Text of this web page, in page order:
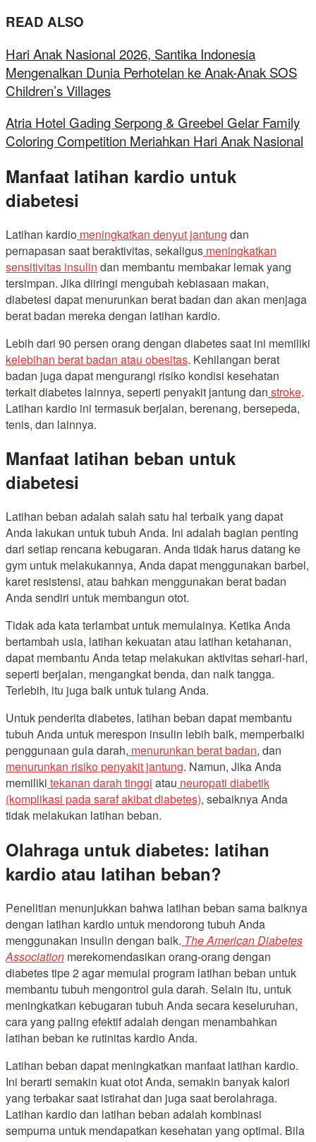
READ ALSO
Hari Anak Nasional 2026, Santika Indonesia
Mengenalkan Dunia Perhotelan ke Anak-Anak SOS
Children’s Villages
Atria Hotel Gading Serpong & Greebel Gelar Family
Coloring Competition Meriahkan Hari Anak Nasional
Manfaat latihan kardio untuk
diabetesi
Latihan kardio meningkatkan denyut jantung dan
pernapasan saat beraktivitas, sekaligus meningkatkan
sensitivitas insulin dan membantu membakar lemak yang
tersimpan. Jika diiringi mengubah kebiasaan makan,
diabetesi dapat menurunkan berat badan dan akan menjaga
berat badan mereka dengan latihan kardio.
Lebih dari 90 persen orang dengan diabetes saat ini memiliki
kelebihan berat badan atau obesitas. Kehilangan berat
badan juga dapat mengurangi risiko kondisi kesehatan
terkait diabetes lainnya, seperti penyakit jantung dan stroke.
Latihan kardio ini termasuk berjalan, berenang, bersepeda,
tenis, dan lainnya.
Manfaat latihan beban untuk
diabetesi
Latihan beban adalah salah satu hal terbaik yang dapat
Anda lakukan untuk tubuh Anda. Ini adalah bagian penting
dari setiap rencana kebugaran. Anda tidak harus datang ke
gym untuk melakukannya, Anda dapat menggunakan barbel,
karet resistensi, atau bahkan menggunakan berat badan
Anda sendiri untuk membangun otot.
Tidak ada kata terlambat untuk memulainya. Ketika Anda
bertambah usia, latihan kekuatan atau latihan ketahanan,
dapat membantu Anda tetap melakukan aktivitas sehari-hari,
seperti berjalan, mengangkat benda, dan naik tangga.
Terlebih, itu juga baik untuk tulang Anda.
Untuk penderita diabetes, latihan beban dapat membantu
tubuh Anda untuk merespon insulin lebih baik, memperbaiki
penggunaan gula darah, menurunkan berat badan, dan
menurunkan risiko penyakit jantung. Namun, Jika Anda
memiliki tekanan darah tinggi atau neuropati diabetik
(komplikasi pada saraf akibat diabetes), sebaiknya Anda
tidak melakukan latihan beban.
Olahraga untuk diabetes: latihan
kardio atau latihan beban?
Penelitian menunjukkan bahwa latihan beban sama baiknya
dengan latihan kardio untuk mendorong tubuh Anda
menggunakan insulin dengan baik. The American Diabetes
Association merekomendasikan orang-orang dengan
diabetes tipe 2 agar memulai program latihan beban untuk
membantu tubuh mengontrol gula darah. Selain itu, untuk
meningkatkan kebugaran tubuh Anda secara keseluruhan,
cara yang paling efektif adalah dengan menambahkan
latihan beban ke rutinitas kardio Anda.
Latihan beban dapat meningkatkan manfaat latihan kardio.
Ini berarti semakin kuat otot Anda, semakin banyak kalori
yang terbakar saat istirahat dan juga saat berolahraga.
Latihan kardio dan latihan beban adalah kombinasi
sempurna untuk mendapatkan kesehatan yang optimal. Bila